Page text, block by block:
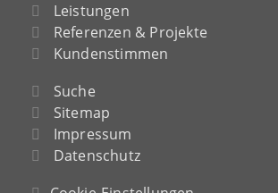
Leistungen
Referenzen & Projekte
Kundenstimmen
Suche
Sitemap
Impressum
Datenschutz